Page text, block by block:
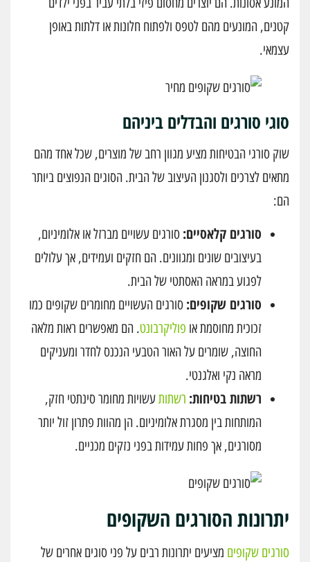
קטנים, המונעים מהם לטפס ולפתוח חלונות או דלתות באופן
עצמאי.
סוגי סורגים והבדלים ביניהם
שוק סורגי הבטיחות מציע מגוון רחב של מוצרים, שכל אחד מהם
מתאים לצרכים ולסגנון העיצוב של הבית. הסוגים הנפוצים ביותר
הם:
סורגים קלאסיים: סורגים עשויים מברזל או אלומיניום,
בעיצובים שונים ומגוונים. הם חזקים ועמידים, אך עלולים
לפגוע במראה האסתטי של הבית.
סורגים שקופים: סורגים העשויים מחומרים שקופים כמו
זכוכית מחוסמת או פוליקרבונט. הם מאפשרים ראות מלאה
החוצה, שומרים על האור הטבעי הנכנס לחדר ומעניקים
מראה נקי ואלגנטי.
רשתות בטיחות: רשתותעשויות מחומר סינתטי חזק,
המותחות בין מסגרת אלומיניום. הן מהוות פתרון זול יותר
מסורגים, אך פחות עמידות בפני נזקים מכניים.
יתרונות הסורגים השקופים
סורגים שקופים מציעים יתרונות רבים על פני סוגים אחרים של